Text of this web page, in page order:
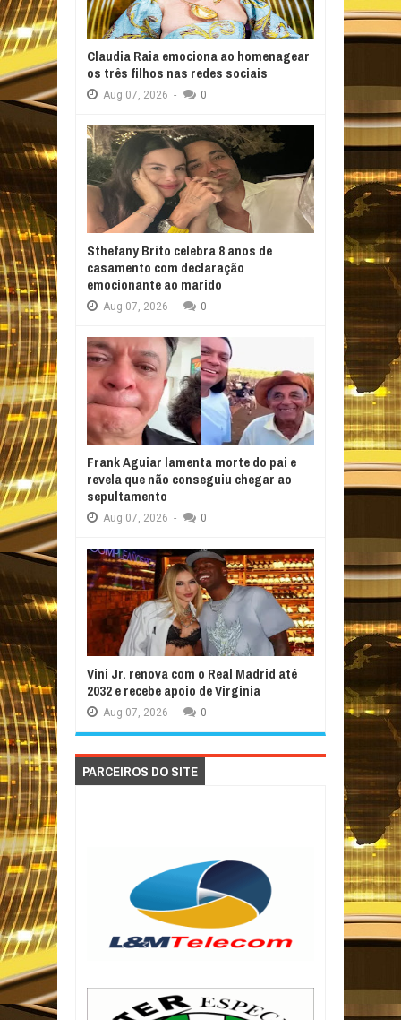
Claudia Raia emociona ao homenagear
os três filhos nas redes sociais
Aug 07, 2026 - 0
Sthefany Brito celebra 8 anos de
casamento com declaração
emocionante ao marido
Aug 07, 2026 - 0
Frank Aguiar lamenta morte do pai e
revela que não conseguiu chegar ao
sepultamento
Aug 07, 2026 - 0
Vini Jr. renova com o Real Madrid até
2032 e recebe apoio de Virginia
Aug 07, 2026 - 0
PARCEIROS DO SITE